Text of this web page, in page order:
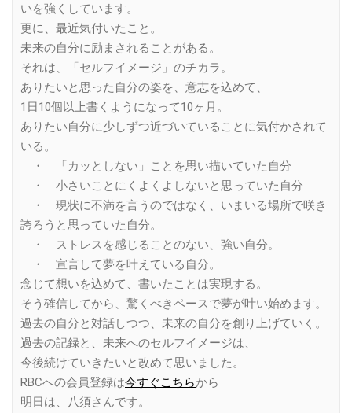
いを強くしています。
更に、最近気付いたこと。
未来の自分に励まされることがある。
それは、「セルフイメージ」のチカラ。
ありたいと思った自分の姿を、意志を込めて、
1日10個以上書くようになって10ヶ月。
ありたい自分に少しずつ近づいていることに気付かされて
いる。
・ 「カッとしない」ことを思い描いていた自分
・ 小さいことにくよくよしないと思っていた自分
・ 現状に不満を言うのではなく、いまいる場所で咲き
誇ろうと思っていた自分。
・ ストレスを感じることのない、強い自分。
・ 宣言して夢を叶えている自分。
念じて想いを込めて、書いたことは実現する。
そう確信してから、驚くべきペースで夢が叶い始めます。
過去の自分と対話しつつ、未来の自分を創り上げていく。
過去の記録と、未来へのセルフイメージは、
今後続けていきたいと改めて思いました。
RBCへの会員登録は今すぐこちらから
明日は、八須さんです。